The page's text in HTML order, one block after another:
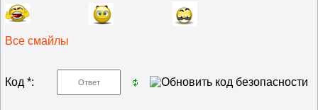
Все смайлы
Код *: